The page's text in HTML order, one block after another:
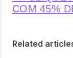
COM 45%
Related